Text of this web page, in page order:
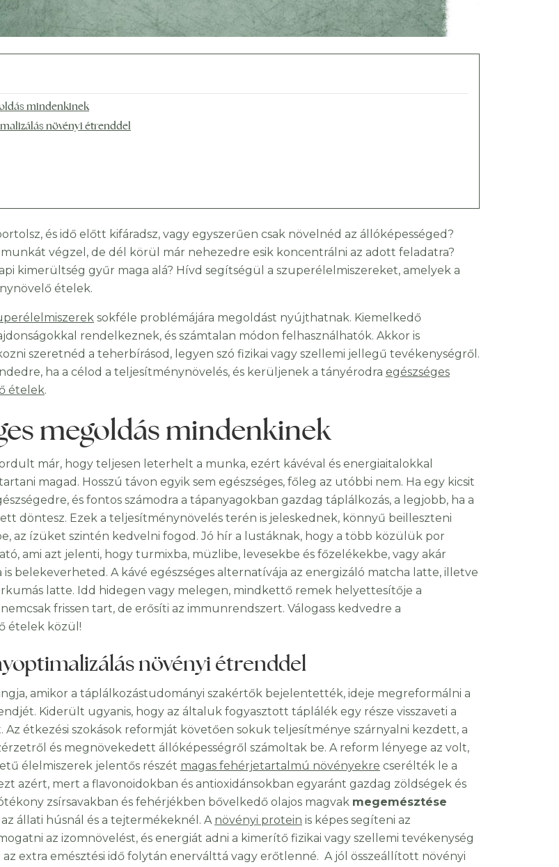
mindenkinek
növényi étrenddel
és idő előtt kifáradsz, vagy egyszerűen csak növelnéd az állóképességed?
munkát végzel, de dél körül már nehezedre esik koncentrálni az adott feladatra?
kimerültség gyűr maga alá? Hívd segítségül a szuperélelmiszereket, amelyek a
ételek.
sokféle problémájára megoldást nyújthatnak. Kiemelkedő
rendelkeznek, és számtalan módon felhasználhatók. Akkor is
szeretnéd a teherbírásod, legyen szó fizikai vagy szellemi jellegű tevékenységről.
ha a célod a teljesítménynövelés, és kerüljenek a tányérodra egészséges
ételek.
megoldás mindenkinek
már, hogy teljesen leterhelt a munka, ezért kávéval és energiaitalokkal
magad. Hosszú távon egyik sem egészséges, főleg az utóbbi nem. Ha egy kicsit
és fontos számodra a tápanyagokban gazdag táplálkozás, a legjobb, ha a
döntesz. Ezek a teljesítménynövelés terén is jeleskednek, könnyű beilleszteni
az ízüket szintén kedvelni fogod. Jó hír a lustáknak, hogy a több közülük por
ami azt jelenti, hogy turmixba, müzlibe, levesekbe és főzelékekbe, vagy akár
belekeverheted. A kávé egészséges alternatívája az energizáló matcha latte, illetve
latte. Idd hidegen vagy melegen, mindkettő remek helyettesítője a
frissen tart, de erősíti az immunrendszert. Válogass kedvedre a
ételek közül!
növényi étrenddel
amikor a táplálkozástudományi szakértők bejelentették, ideje megreformálni a
Kiderült ugyanis, hogy az általuk fogyasztott táplálék egy része visszaveti a
étkezési szokások reformját követően sokuk teljesítménye szárnyalni kezdett, a
és megnövekedett állóképességről számoltak be. A reform lényege az volt,
élelmiszerek jelentős részét magas fehérjetartalmú növényekre cserélték le a
azért, mert a flavonoidokban és antioxidánsokban egyaránt gazdag zöldségek és
zsírsavakban és fehérjékben bővelkedő olajos magvak megemésztése
az állati húsnál és a tejtermékeknél. A növényi protein is képes segíteni az
az izomnövelést, és energiát adni a kimerítő fizikai vagy szellemi tevékenység
az extra emésztési idő folytán enerválttá vagy erőtlenné. A jól összeállított növényi